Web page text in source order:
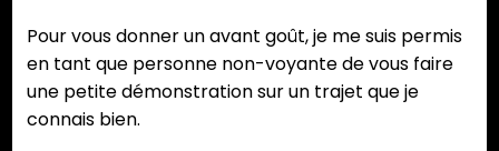
Pour vous donner un avant goût, je me suis permis
en tant que personne non-voyante de vous faire
une petite démonstration sur un trajet que je
connais bien.